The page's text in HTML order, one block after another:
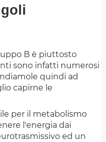
B è piuttosto
sono infatti numerosi
quindi ad
capirne le
per il metabolismo
l'energia dai
ed un